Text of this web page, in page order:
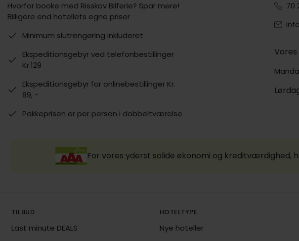
Hvorfor booke med Risskov Bilferie? Spar mere!
Billigere end hotellets egne priser
Minimum slutrengøring inkluderet
Ekspeditionsgebyr ved telefonbestillinger
Kr.129
Ekspeditionsgebyr for onlinebestillinger Kr.
89, -
Pakkeprisen er per person i dobbeltværelse
70
For vores yderst solide økonomi og kreditværdighed,
TILBUD
Last minute DEALS
HOTELTYPE
Nye hoteller